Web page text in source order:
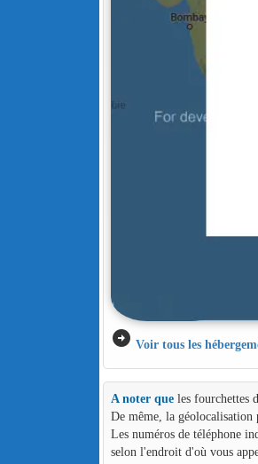
arrow_circle_right Voir tous les
A noter queles fourchettes
De même, la géolocalisation
Les numéros de téléphone
selon l'endroit d'où vous